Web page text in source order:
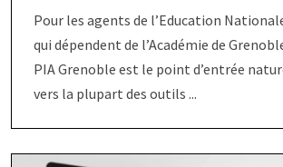
Pour les agents de l’Education
qui dépendent de l’Académie de
PIA Grenoble est le point d’entrée
vers la plupart des outils ...